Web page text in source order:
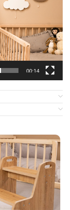
00:14